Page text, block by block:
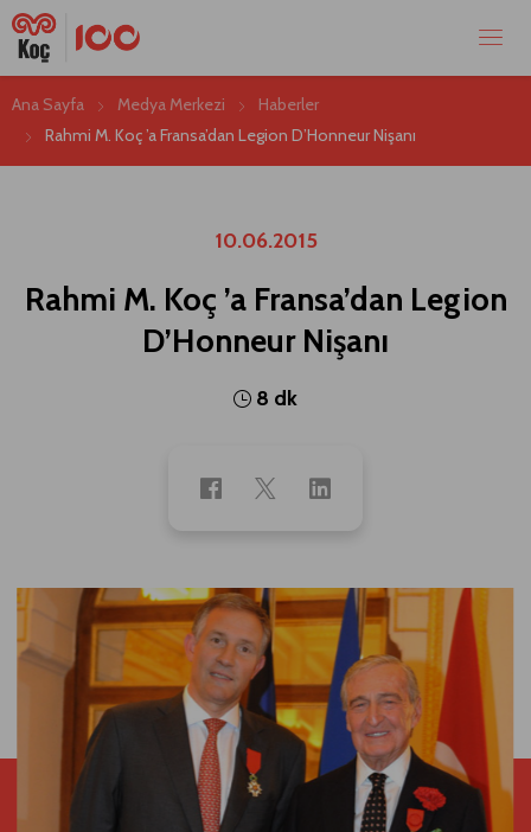
Ana Sayfa Medya Merkezi
Haberler
Rahmi M. Koç ’a Fransa’dan Legion D’Honneur Nişanı
10.06.2015
Rahmi M. Koç ’a Fransa’dan Legion
D’Honneur Nişanı
8 dk